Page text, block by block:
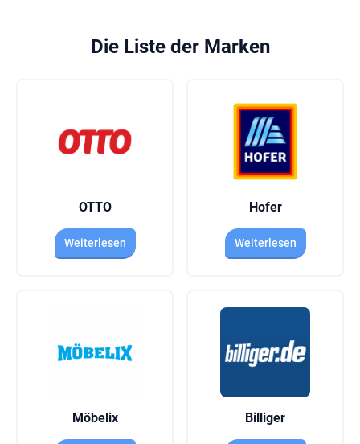
Die Liste der Marken
OTTO
Weiterlesen
Hofer
Weiterlesen
Möbelix Billiger